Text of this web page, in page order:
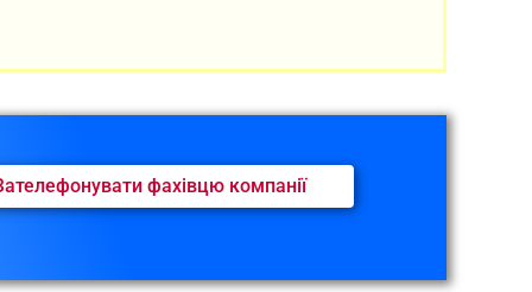
фахівцю компанії